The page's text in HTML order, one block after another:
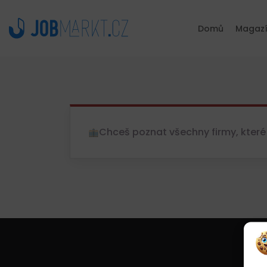
Domů
Chceš poznat všechny firmy,